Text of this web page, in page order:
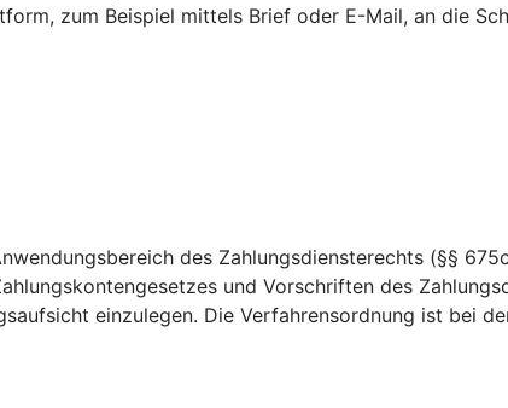
zum Beispiel mittels Brief oder E-Mail, an die
des Zahlungsdiensterechts (§§
und Vorschriften des
einzulegen. Die Verfahrensordnung ist bei